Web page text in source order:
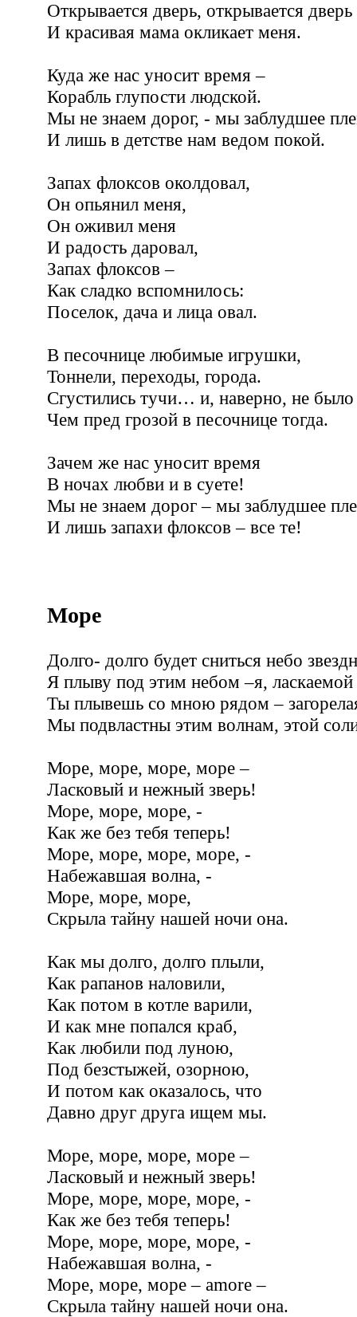
Открывается дверь, открывается
И красивая мама окликает меня.
Куда же нас уносит время –
Корабль глупости людской.
Мы не знаем дорог, - мы заблудшее
И лишь в детстве нам ведом покой.
Запах флоксов околдовал,
Он опьянил меня,
Он оживил меня
И радость даровал,
Запах флоксов –
Как сладко вспомнилось:
Поселок, дача и лица овал.
В песочнице любимые игрушки,
Тоннели, переходы, города.
Сгустились тучи… и, наверно, не
Чем пред грозой в песочнице тогда.
Зачем же нас уносит время
В ночах любви и в суете!
Мы не знаем дорог – мы заблудшее
И лишь запахи флоксов – все те!
Море
Долго- долго будет сниться небо
Я плыву под этим небом –я,
Ты плывешь со мною рядом –
Мы подвластны этим волнам, этой
Море, море, море, море –
Ласковый и нежный зверь!
Море, море, море, -
Как же без тебя теперь!
Море, море, море, море, -
Набежавшая волна, -
Море, море, море,
Скрыла тайну нашей ночи она.
Как мы долго, долго плыли,
Как рапанов наловили,
Как потом в котле варили,
И как мне попался краб,
Как любили под луною,
Под безстыжей, озорною,
И потом как оказалось, что
Давно друг друга ищем мы.
Море, море, море, море –
Ласковый и нежный зверь!
Море, море, море, море, -
Как же без тебя теперь!
Море, море, море, море, -
Набежавшая волна, -
Море, море, море – amore –
Скрыла тайну нашей ночи она.